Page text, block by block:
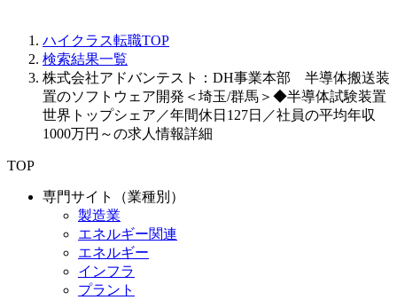
ハイクラス転職TOP
検索結果一覧
株式会社アドバンテスト：DH事業本部 半導体搬送装
置のソフトウェア開発＜埼玉/群馬＞◆半導体試験装置
世界トップシェア／年間休日127日／社員の平均年収
1000万円～の求人情報詳細
TOP
専門サイト（業種別）
製造業
エネルギー関連
エネルギー
インフラ
プラント